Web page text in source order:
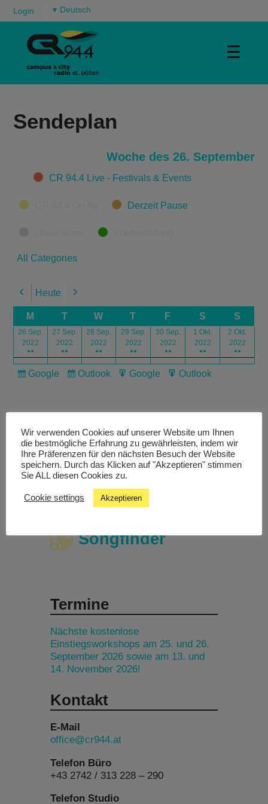
Login ▾
☰
Sendeplan
Woche des 26. September
CategoriesCR 94.4 Live - Festivals & Events
Derzeit Pause
All Categories
Previous
Heute Next
M T W T F S S
26 Sep.
2022
●●
27 Sep.
2022
●●
28 Sep.
2022
●●
29 Sep.
2022
●●
30 Sep.
2022
●●
1 Okt.
2022
●●
2 Okt.
2022
●●
Subscribe
Google
Subscribe
Outlook
Export
Google
Export
Outlook
Livestream
Studiochat
Songfinder
Termine
Nächste kostenlose
Einstiegsworkshops am 25. und 26.
September 2026 sowie am 13. und
14. November 2026!
Kontakt
E-Mail
office@cr944.at
Telefon Büro
+43 2742 / 313 228 – 290
Telefon Studio
Wir verwenden Cookies auf unserer Website um Ihnen
die bestmögliche Erfahrung zu gewährleisten, indem wir
Ihre Präferenzen für den nächsten Besuch der Website
speichern. Durch das Klicken auf "Akzeptieren" stimmen
Sie ALL diesen Cookies zu.
Cookie settings Akzeptieren